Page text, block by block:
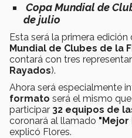
Copa Mundial de
de julio
Esta será la primera
Mundial de Clubes de la
contará con tres
Rayados).
Ahora será especialmente
formato será el mismo
participar 32 equipos de
coronará al llamado "Mejor
explicó Flores.